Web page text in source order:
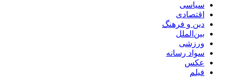
سیاسی
اقتصادی
دین و فرهنگ
بین‌الملل
ورزشی
سواد رسانه
عکس
فیلم